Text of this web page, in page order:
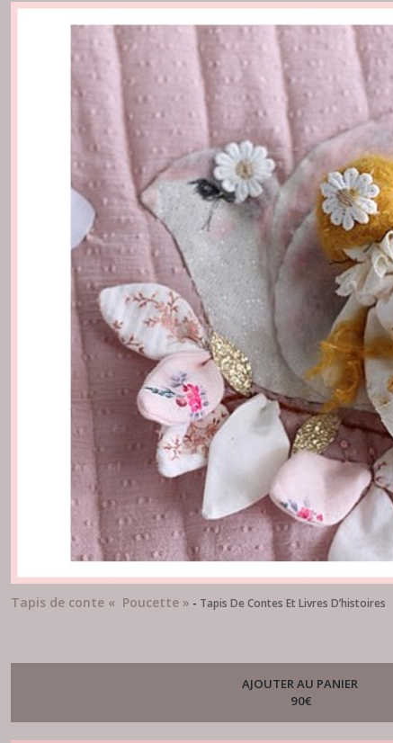
Tapis de conte « Poucette » - Tapis De Contes Et Livres D’histoires
AJOUTER AU PANIER
90€
Poupées